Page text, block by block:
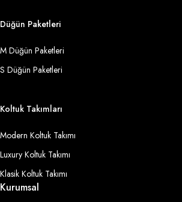
Düğün Paketleri
M Düğün Paketleri
S Düğün Paketleri
Koltuk Takımları
Modern Koltuk Takımı
Luxury Koltuk Takımı
Klasik Koltuk Takımı
Kurumsal